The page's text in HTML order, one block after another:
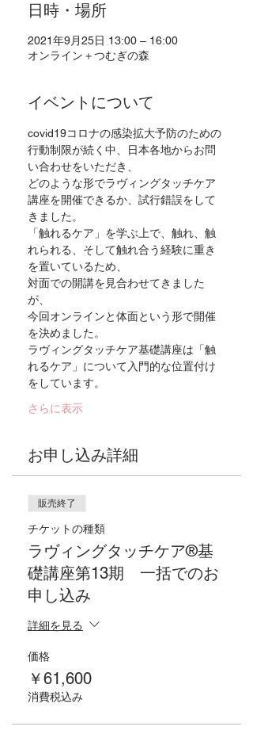
日時・場所
2021年9月25日 13:00 – 16:00
オンライン＋つむぎの森
イベントについて
covid19コロナの感染拡大予防のための
行動制限が続く中、日本各地からお問
い合わせをいただき、
どのような形でラヴィングタッチケア
講座を開催できるか、試行錯誤をして
きました。
「触れるケア」を学ぶ上で、触れ、触
れられる、そして触れ合う経験に重き
を置いているため、
対面での開講を見合わせてきました
が、
今回オンラインと体面という形で開催
を決めました。
ラヴィングタッチケア基礎講座は「触
れるケア」について入門的な位置付け
をしています。
さらに表示
お申し込み詳細
販売終了
チケットの種類
ラヴィングタッチケア®基
礎講座第13期 一括でのお
申し込み
詳細を見る
価格
￥61,600
消費税込み